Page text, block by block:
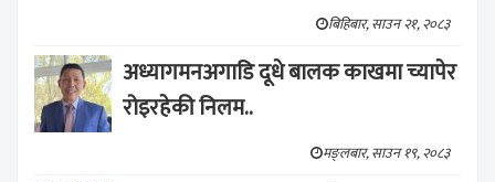
बिहिबार, साउन २१, २०८३
अध्यागमनअगाडि दूधे बालक काखमा च्यापेर
रोइरहेकी निलम..
मङ्लबार, साउन १९, २०८३